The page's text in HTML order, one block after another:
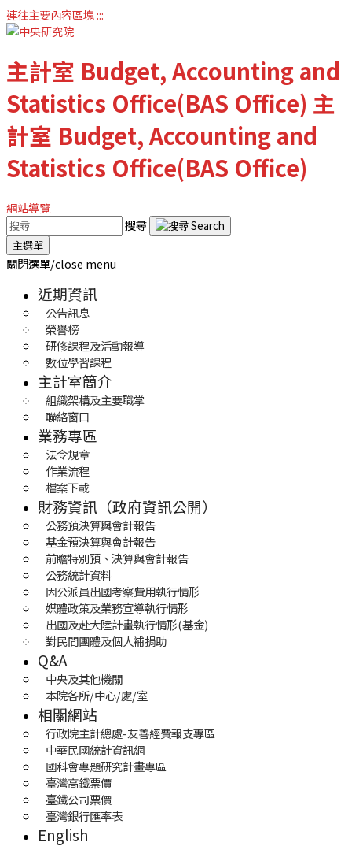
連往主要內容區塊:::
主計室 Budget, Accounting and
Statistics Office(BAS Office) 主
計室 Budget, Accounting and
Statistics Office(BAS Office)
網站導覽
搜尋
主選單
關閉選單/close menu
近期資訊
公告訊息
榮譽榜
研修課程及活動報導
數位學習課程
主計室簡介
組織架構及主要職掌
聯絡窗口
業務專區
法令規章
作業流程
檔案下載
財務資訊（政府資訊公開）
公務預決算與會計報告
基金預決算與會計報告
前瞻特別預、決算與會計報告
公務統計資料
因公派員出國考察費用執行情形
媒體政策及業務宣導執行情形
出國及赴大陸計畫執行情形(基金)
對民間團體及個人補捐助
Q&A
中央及其他機關
本院各所/中心/處/室
相關網站
行政院主計總處-友善經費報支專區
中華民國統計資訊網
國科會專題研究計畫專區
臺灣高鐵票價
臺鐵公司票價
臺灣銀行匯率表
English